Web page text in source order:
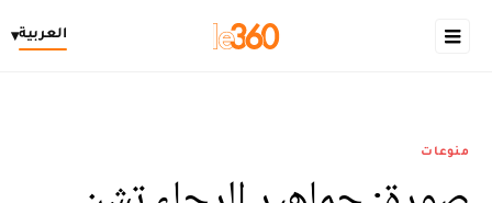
العربية▾
منوعات